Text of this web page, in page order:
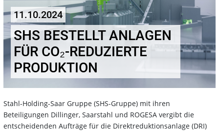
11.10.2024
SHS BESTELLT ANLAGEN
FÜR CO₂-REDUZIERTE
PRODUKTION
Stahl-Holding-Saar Gruppe (SHS-Gruppe) mit ihren
Beteiligungen Dillinger, Saarstahl und ROGESA vergibt die
entscheidenden Aufträge für die Direktreduktionsanlage (DRI)